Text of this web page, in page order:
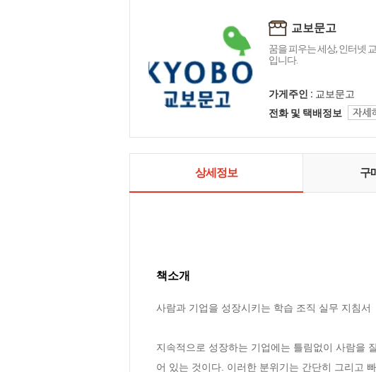
교보문고
꿈을 피우는 세상, 인터넷
입니다.
가게주인 : 교보문고
전화 및 택배정보
상세정보 구
책소개
사람과 기업을 성장시키는 학습 조직 실무 지침서
지속적으로 성장하는 기업에는 틀림없이 사람을
어 있는 것이다. 이러한 분위기는 간단히 그리고